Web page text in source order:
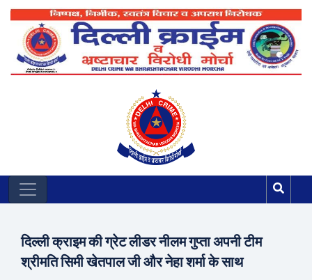
दिल्ली क्राइम की ग्रेट लीडर नीलम गुप्ता अपनी टीम
श्रीमति सिमी खेतपाल जी और नेहा शर्मा के साथ